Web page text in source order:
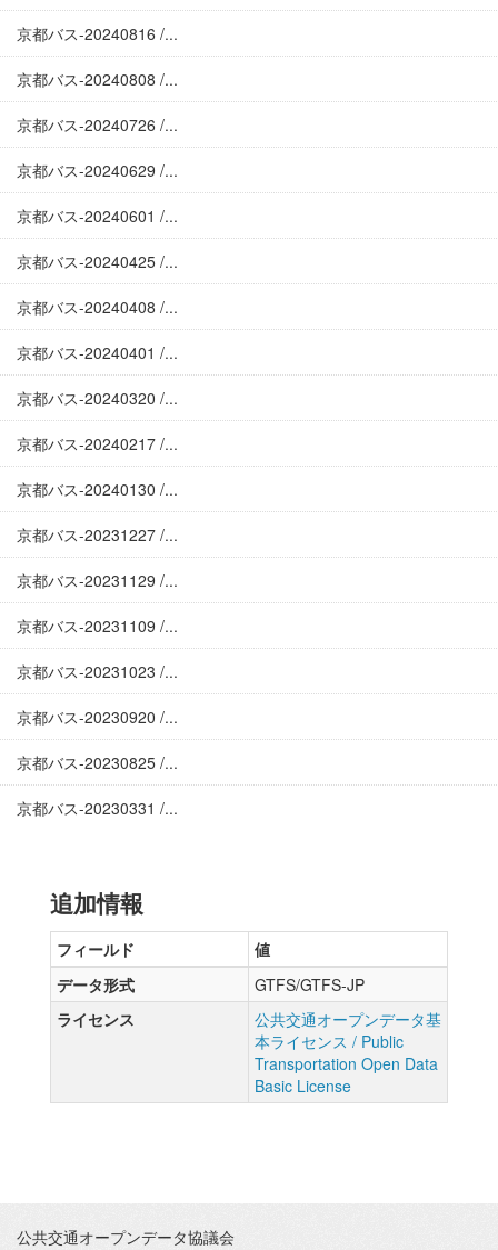
京都バス-20240816 /...
京都バス-20240808 /...
京都バス-20240726 /...
京都バス-20240629 /...
京都バス-20240601 /...
京都バス-20240425 /...
京都バス-20240408 /...
京都バス-20240401 /...
京都バス-20240320 /...
京都バス-20240217 /...
京都バス-20240130 /...
京都バス-20231227 /...
京都バス-20231129 /...
京都バス-20231109 /...
京都バス-20231023 /...
京都バス-20230920 /...
京都バス-20230825 /...
京都バス-20230331 /...
追加情報
フィールド
値
データ形式
GTFS/GTFS-JP
ライセンス
公共交通オープンデータ基
本ライセンス / Public
Transportation Open Data
Basic License
公共交通オープンデータ協議会